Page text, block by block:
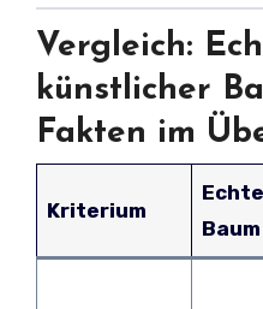
Vergleich:
künstlicher
Fakten im
Kriterium
Baum